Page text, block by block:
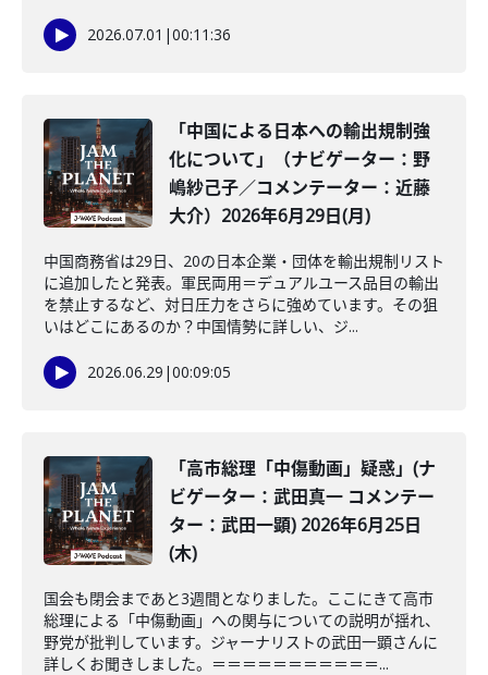
2026.07.01 |00:11:36
「中国による日本への輸出規制強
化について」（ナビゲーター：野
嶋紗己子／コメンテーター：近藤
大介）2026年6月29日(月)
中国商務省は29日、20の日本企業・団体を輸出規制リスト
に追加したと発表。軍民両用＝デュアルユース品目の輸出
を禁止するなど、対日圧力をさらに強めています。その狙
いはどこにあるのか？中国情勢に詳しい、ジ...
2026.06.29 |00:09:05
「高市総理「中傷動画」疑惑」(ナ
ビゲーター：武田真一 コメンテー
ター：武田一顕) 2026年6月25日
(木)
国会も閉会まであと3週間となりました。ここにきて高市
総理による「中傷動画」への関与についての説明が揺れ、
野党が批判しています。ジャーナリストの武田一顕さんに
詳しくお聞きしました。＝＝＝＝＝＝＝＝＝＝＝...